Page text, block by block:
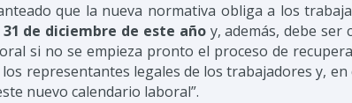
que la nueva normativa obliga a los
de diciembre de este añoy, además, debe ser
si no se empieza pronto el proceso de
representantes legales de los trabajadores y,
nuevo calendario laboral”.